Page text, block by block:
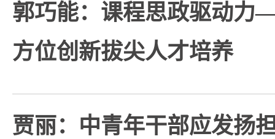
郭巧能：课程思政驱动
方位创新拔尖人才培养
贾丽：中青年干部应发扬